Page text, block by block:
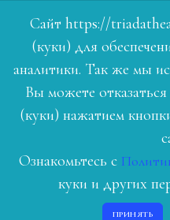
Сайт https://
(куки) для
аналитики. Так же мы
Вы можете
(куки) нажатием
Ознакомьтесь с
куки и других
ПРИНЯТЬ
ГЛАВНАЯ
РЕПЕРТУАР
О НАС
ИСТОРИЯ